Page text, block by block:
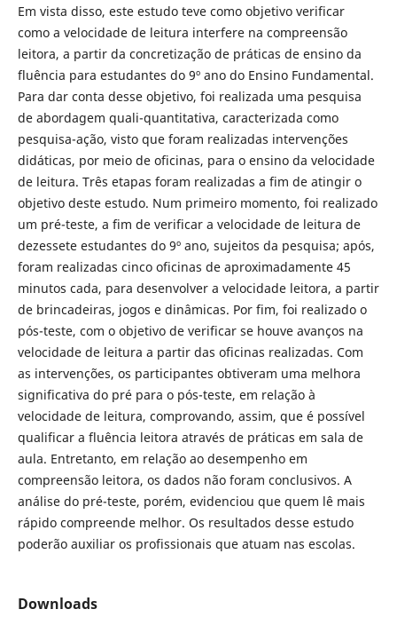
Em vista disso, este estudo teve como objetivo verificar
como a velocidade de leitura interfere na compreensão
leitora, a partir da concretização de práticas de ensino da
fluência para estudantes do 9º ano do Ensino Fundamental.
Para dar conta desse objetivo, foi realizada uma pesquisa
de abordagem quali-quantitativa, caracterizada como
pesquisa-ação, visto que foram realizadas intervenções
didáticas, por meio de oficinas, para o ensino da velocidade
de leitura. Três etapas foram realizadas a fim de atingir o
objetivo deste estudo. Num primeiro momento, foi realizado
um pré-teste, a fim de verificar a velocidade de leitura de
dezessete estudantes do 9º ano, sujeitos da pesquisa; após,
foram realizadas cinco oficinas de aproximadamente 45
minutos cada, para desenvolver a velocidade leitora, a partir
de brincadeiras, jogos e dinâmicas. Por fim, foi realizado o
pós-teste, com o objetivo de verificar se houve avanços na
velocidade de leitura a partir das oficinas realizadas. Com
as intervenções, os participantes obtiveram uma melhora
significativa do pré para o pós-teste, em relação à
velocidade de leitura, comprovando, assim, que é possível
qualificar a fluência leitora através de práticas em sala de
aula. Entretanto, em relação ao desempenho em
compreensão leitora, os dados não foram conclusivos. A
análise do pré-teste, porém, evidenciou que quem lê mais
rápido compreende melhor. Os resultados desse estudo
poderão auxiliar os profissionais que atuam nas escolas.
Downloads